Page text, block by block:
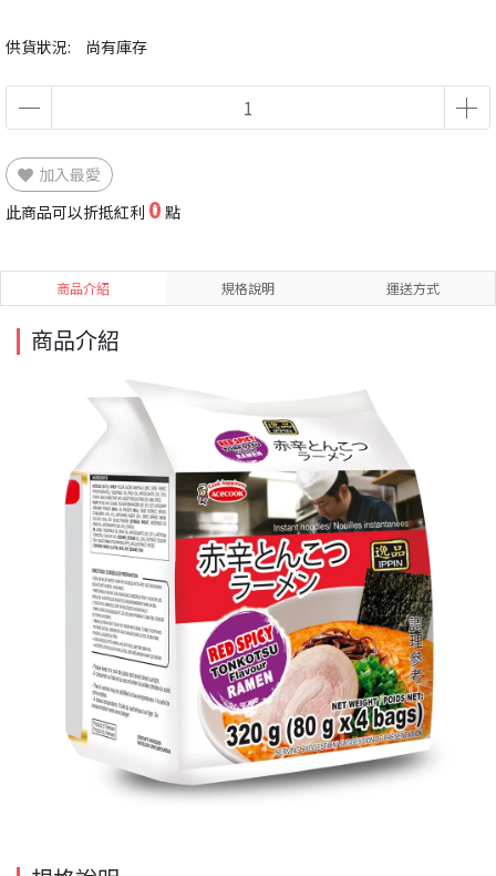
供貨狀況: 尚有庫存
加入最愛
此商品可以折抵紅利 0 點
商品介紹 規格說明 運送方式
商品介紹